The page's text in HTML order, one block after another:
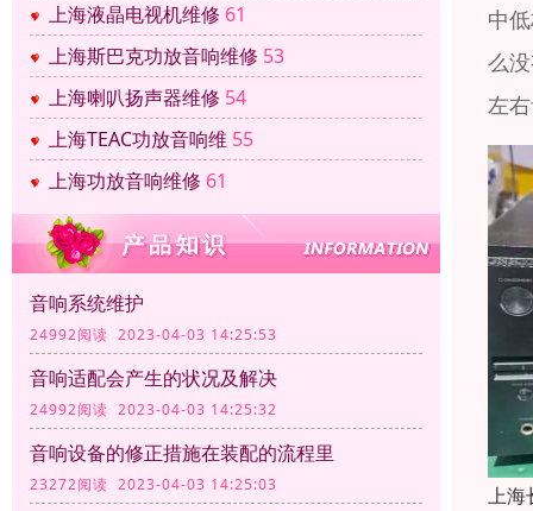
上海液晶电视机维修 61
上海斯巴克功放音响维修 53
上海喇叭扬声器维修 54
上海TEAC功放音响维 55
上海功放音响维修 61
音响系统维护
24992阅读 2023-04-03 14:25:53
音响适配会产生的状况及解决
24992阅读 2023-04-03 14:25:32
音响设备的修正措施在装配的流程里
23272阅读 2023-04-03 14:25:03
中
么
左
上海